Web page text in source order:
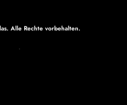
Alle Rechte vorbehalten.
Datenschutz